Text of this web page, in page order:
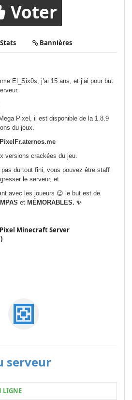
Voter
Stats Bannières
El_Six0s, j’ai 15 ans, et j’ai pour but
Pixel, il est disponible de la 1.8.9
du jeux.
versions crackées du jeu.
pas du tout fini, vous pouvez être staff
le serveur, et
avec les joueurs 😉 le but est de
et MÉMORABLES. ✨
Minecraft Server
serveur
LIGNE